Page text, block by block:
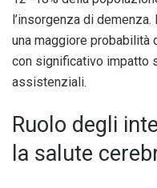
l’insorgenza di
una maggiore probabilità
con significativo impatto
assistenziali.
Ruolo degli
la salute